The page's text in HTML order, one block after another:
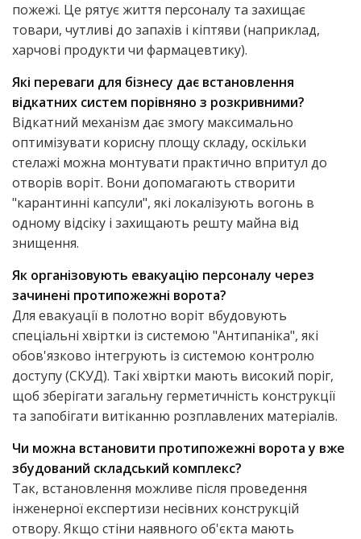
пожежі. Це рятує життя персоналу та захищає
товари, чутливі до запахів і кіптяви (наприклад,
харчові продукти чи фармацевтику).
Які переваги для бізнесу дає встановлення
відкатних систем порівняно з розкривними?
Відкатний механізм дає змогу максимально
оптимізувати корисну площу складу, оскільки
стелажі можна монтувати практично впритул до
отворів воріт. Вони допомагають створити
"карантинні капсули", які локалізують вогонь в
одному відсіку і захищають решту майна від
знищення.
Як організовують евакуацію персоналу через
зачинені протипожежні ворота?
Для евакуації в полотно воріт вбудовують
спеціальні хвіртки із системою "Антипаніка", які
обов'язково інтегрують із системою контролю
доступу (СКУД). Такі хвіртки мають високий поріг,
щоб зберігати загальну герметичність конструкції
та запобігати витіканню розплавлених матеріалів.
Чи можна встановити протипожежні ворота у вже
збудований складський комплекс?
Так, встановлення можливе після проведення
інженерної експертизи несівних конструкцій
отвору. Якщо стіни наявного об'єкта мають